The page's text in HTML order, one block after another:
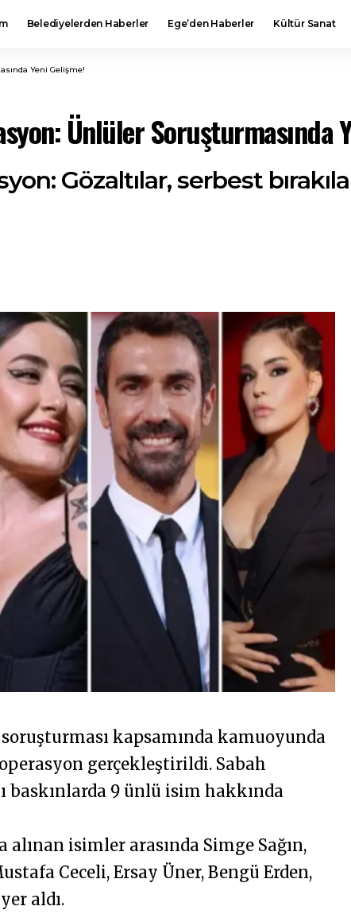
Belediyelerden Haberler Ege’den Haberler Kültür Sanat
Yeni Gelişme!
Ünlüler Soruşturmasında
Gözaltılar, serbest
kapsamında kamuoyunda
gerçekleştirildi. Sabah
baskınlarda 9 ünlü isim hakkında
isimler arasında Simge Sağın,
Ceceli, Ersay Üner, Bengü Erden,
aldı.